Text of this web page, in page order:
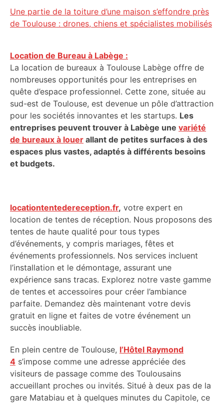
Une partie de la toiture d’une maison s’effondre près
de Toulouse : drones, chiens et spécialistes mobilisés
Location de Bureau à Labège :
La location de bureaux à Toulouse Labège offre de
nombreuses opportunités pour les entreprises en
quête d’espace professionnel. Cette zone, située au
sud-est de Toulouse, est devenue un pôle d’attraction
pour les sociétés innovantes et les startups. Les
entreprises peuvent trouver à Labège une variété
de bureaux à louer allant de petites surfaces à des
espaces plus vastes, adaptés à différents besoins
et budgets.
locationtentedereception.fr, votre expert en
location de tentes de réception. Nous proposons des
tentes de haute qualité pour tous types
d’événements, y compris mariages, fêtes et
événements professionnels. Nos services incluent
l’installation et le démontage, assurant une
expérience sans tracas. Explorez notre vaste gamme
de tentes et accessoires pour créer l’ambiance
parfaite. Demandez dès maintenant votre devis
gratuit en ligne et faites de votre événement un
succès inoubliable.
En plein centre de Toulouse, l’Hôtel Raymond
4 s’impose comme une adresse appréciée des
visiteurs de passage comme des Toulousains
accueillant proches ou invités. Situé à deux pas de la
gare Matabiau et à quelques minutes du Capitole, ce